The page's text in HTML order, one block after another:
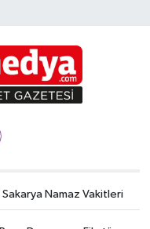
Sakarya Namaz Vakitleri